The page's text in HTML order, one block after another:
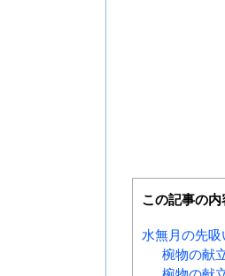
この記事の内
水無月の先吸
椀物の献